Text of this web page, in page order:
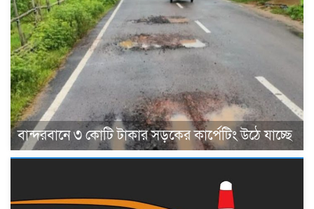
বান্দরবানে ৩ কোটি টাকার সড়কের কার্পেটিং উঠে যাচ্ছে